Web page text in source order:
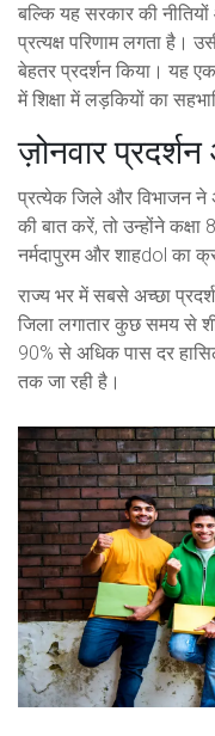
बल्कि यह सरकार की
प्रत्यक्ष परिणाम लगता है।
बेहतर प्रदर्शन किया। यह
में शिक्षा में लड़कियों का
ज़ोनवार प्रदर्शन
प्रत्येक जिले और विभाजन ने
की बात करें, तो उन्होंने
नर्मदापुरम और शाहdol का
राज्य भर में सबसे अच्छा
जिला लगातार कुछ समय से
90% से अधिक पास दर
तक जा रही है।